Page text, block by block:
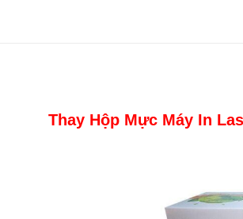
Thay Hộp Mực Máy In